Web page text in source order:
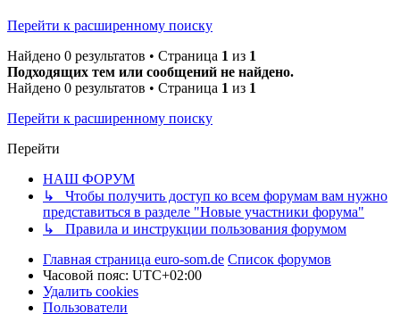
Перейти к расширенному поиску
Найдено 0 результатов • Страница 1 из 1
Подходящих тем или сообщений не найдено.
Найдено 0 результатов • Страница 1 из 1
Перейти к расширенному поиску
Перейти
НАШ ФОРУМ
↳ Чтобы получить доступ ко всем форумам вам нужно
представиться в разделе "Новые участники форума"
↳ Правила и инструкции пользования форумом
Главная страница euro-som.de Список форумов
Часовой пояс: UTC+02:00
Удалить cookies
Пользователи